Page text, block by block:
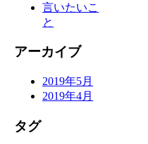
言いたいこ
と
アーカイブ
2019年5月
2019年4月
タグ